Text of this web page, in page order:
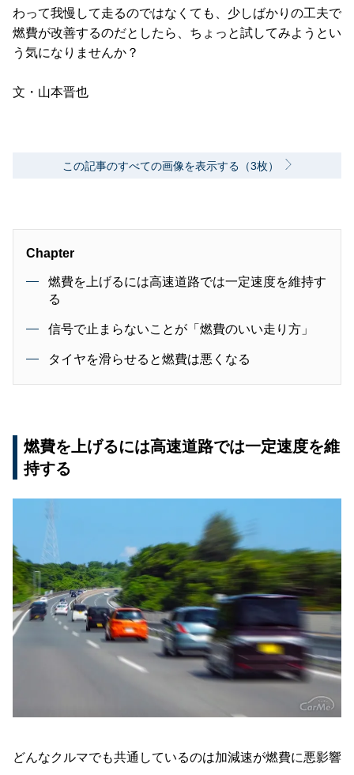
わって我慢して走るのではなくても、少しばかりの工夫で
燃費が改善するのだとしたら、ちょっと試してみようとい
う気になりませんか？
文・山本晋也
この記事のすべての画像を表示する（3枚）
Chapter
燃費を上げるには高速道路では一定速度を維持す
る
信号で止まらないことが「燃費のいい走り方」
タイヤを滑らせると燃費は悪くなる
燃費を上げるには高速道路では一定速度を維
持する
どんなクルマでも共通しているのは加減速が燃費に悪影響